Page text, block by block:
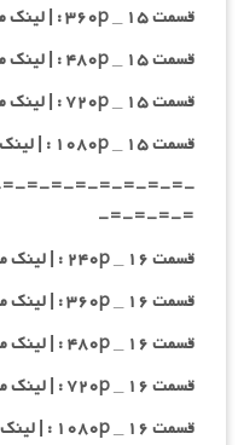
قسمت ۱۵ _ ۳۶۰p : | لینک مستقیم |
قسمت ۱۵ _ ۴۸۰p : | لینک مستقیم |
قسمت ۱۵ _ ۷۲۰p : | لینک مستقیم |
قسمت ۱۵ _ ۱۰۸۰p : | لینک مستقیم |
=-=-=-=-=-=-=-
=-=-=-=-
قسمت ۱۶ _ ۲۴۰p : | لینک مستقیم |
قسمت ۱۶ _ ۳۶۰p : | لینک مستقیم |
قسمت ۱۶ _ ۴۸۰p : | لینک مستقیم |
قسمت ۱۶ _ ۷۲۰p : | لینک مستقیم |
قسمت ۱۶ _ ۱۰۸۰p : | لینک مستقیم |